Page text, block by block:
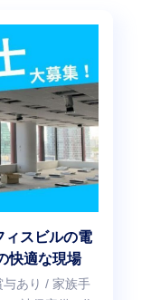
ィスビルの電
快適な現場
あり / 家族手